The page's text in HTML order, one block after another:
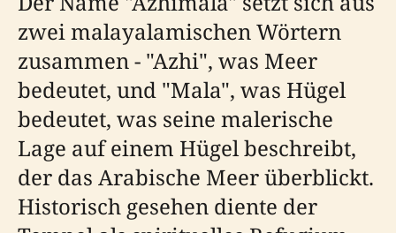
zwei malayalamischen Wörtern
zusammen - "Azhi", was Meer
bedeutet, und "Mala", was Hügel
bedeutet, was seine malerische
Lage auf einem Hügel beschreibt,
der das Arabische Meer überblickt.
Historisch gesehen diente der